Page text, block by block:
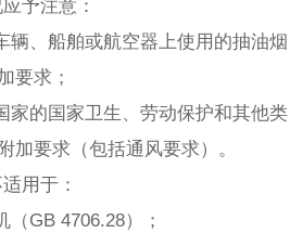
予注意：
船舶或航空器上使用的抽油烟
要求；
国家卫生、劳动保护和其他类
加要求（包括通风要求）。
用于：
4706.28）；